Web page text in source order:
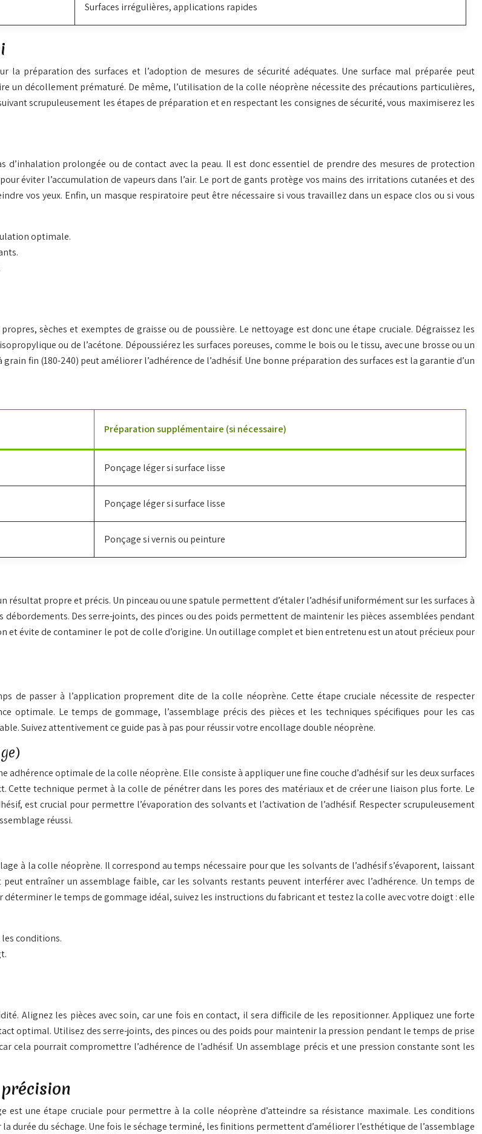
Surfaces irrégulières, applications rapides
la préparation des surfaces et l’adoption de mesures de sécurité adéquates. Une surface mal préparée peut
un décollement prématuré. De même, l’utilisation de la colle néoprène nécessite des précautions particulières,
scrupuleusement les étapes de préparation et en respectant les consignes de sécurité, vous maximiserez les
prolongée ou de contact avec la peau. Il est donc essentiel de prendre des mesures de protection
éviter l’accumulation de vapeurs dans l’air. Le port de gants protège vos mains des irritations cutanées et des
vos yeux. Enfin, un masque respiratoire peut être nécessaire si vous travaillez dans un espace clos ou si vous
optimale.
sèches et exemptes de graisse ou de poussière. Le nettoyage est donc une étape cruciale. Dégraissez les
ou de l’acétone. Dépoussiérez les surfaces poreuses, comme le bois ou le tissu, avec une brosse ou un
fin (180-240) peut améliorer l’adhérence de l’adhésif. Une bonne préparation des surfaces est la garantie d’un
Préparation supplémentaire (si nécessaire)
Ponçage léger si surface lisse
Ponçage léger si surface lisse
Ponçage si vernis ou peinture
propre et précis. Un pinceau ou une spatule permettent d’étaler l’adhésif uniformément sur les surfaces à
Des serre-joints, des pinces ou des poids permettent de maintenir les pièces assemblées pendant
et évite de contaminer le pot de colle d’origine. Un outillage complet et bien entretenu est un atout précieux pour
de passer à l’application proprement dite de la colle néoprène. Cette étape cruciale nécessite de respecter
optimale. Le temps de gommage, l’assemblage précis des pièces et les techniques spécifiques pour les cas
Suivez attentivement ce guide pas à pas pour réussir votre encollage double néoprène.
optimale de la colle néoprène. Elle consiste à appliquer une fine couche d’adhésif sur les deux surfaces
technique permet à la colle de pénétrer dans les pores des matériaux et de créer une liaison plus forte. Le
est crucial pour permettre l’évaporation des solvants et l’activation de l’adhésif. Respecter scrupuleusement
réussi.
à la colle néoprène. Il correspond au temps nécessaire pour que les solvants de l’adhésif s’évaporent, laissant
entraîner un assemblage faible, car les solvants restants peuvent interférer avec l’adhérence. Un temps de
le temps de gommage idéal, suivez les instructions du fabricant et testez la colle avec votre doigt : elle
conditions.
Alignez les pièces avec soin, car une fois en contact, il sera difficile de les repositionner. Appliquez une forte
optimal. Utilisez des serre-joints, des pinces ou des poids pour maintenir la pression pendant le temps de prise
cela pourrait compromettre l’adhérence de l’adhésif. Un assemblage précis et une pression constante sont les
est une étape cruciale pour permettre à la colle néoprène d’atteindre sa résistance maximale. Les conditions
du séchage. Une fois le séchage terminé, les finitions permettent d’améliorer l’esthétique de l’assemblage